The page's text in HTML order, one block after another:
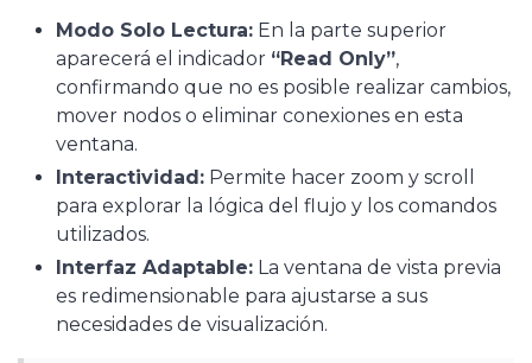
Modo Solo Lectura: En la parte superior
aparecerá el indicador “Read Only”,
confirmando que no es posible realizar cambios,
mover nodos o eliminar conexiones en esta
ventana.
Interactividad: Permite hacer zoom y scroll
para explorar la lógica del flujo y los comandos
utilizados.
Interfaz Adaptable: La ventana de vista previa
es redimensionable para ajustarse a sus
necesidades de visualización.